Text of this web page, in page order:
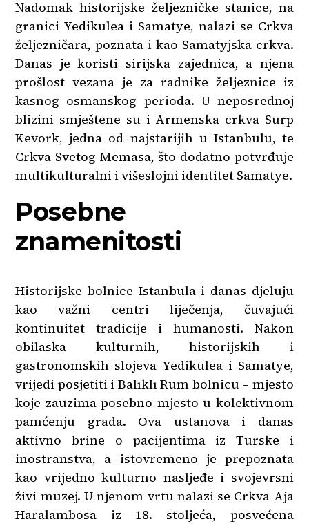
Nadomak historijske željezničke stanice, na
granici Yedikulea i Samatye, nalazi se Crkva
željezničara, poznata i kao Samatyjska crkva.
Danas je koristi sirijska zajednica, a njena
prošlost vezana je za radnike željeznice iz
kasnog osmanskog perioda. U neposrednoj
blizini smještene su i Armenska crkva Surp
Kevork, jedna od najstarijih u Istanbulu, te
Crkva Svetog Memasa, što dodatno potvrđuje
multikulturalni i višeslojni identitet Samatye.
Posebne
znamenitosti
Historijske bolnice Istanbula i danas djeluju
kao važni centri liječenja, čuvajući
kontinuitet tradicije i humanosti. Nakon
obilaska kulturnih, historijskih i
gastronomskih slojeva Yedikulea i Samatye,
vrijedi posjetiti i Balıklı Rum bolnicu – mjesto
koje zauzima posebno mjesto u kolektivnom
pamćenju grada. Ova ustanova i danas
aktivno brine o pacijentima iz Turske i
inostranstva, a istovremeno je prepoznata
kao vrijedno kulturno nasljeđe i svojevrsni
živi muzej. U njenom vrtu nalazi se Crkva Aja
Haralambosa iz 18. stoljeća, posvećena